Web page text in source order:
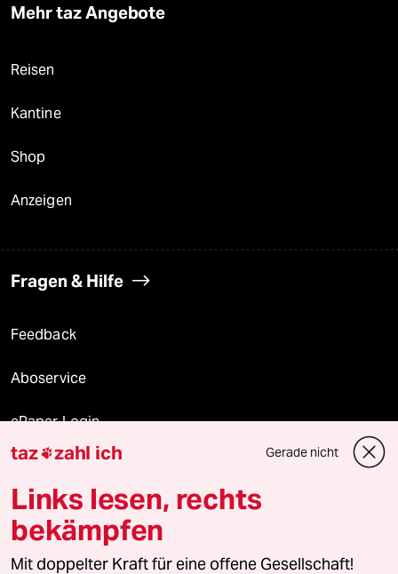
Mehr taz Angebote
Reisen
Kantine
Shop
Anzeigen
Fragen & Hilfe
Feedback
Aboservice
ePaper Login
Downloads für Abonnierende
© 2026 taz Verlags und Vertriebs GmbH
Alle Rechte vorbehalten. Bei rechtlichen Fragen oder für Genehmigungen
taz zahl ich Gerade nicht
Links lesen, rechts
bekämpfen
Mit doppelter Kraft für eine offene Gesellschaft!